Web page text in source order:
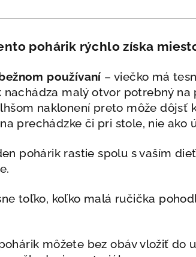
pohárik rýchlo získa
používaní – viečko má
nachádza malý otvor potrebný
naklonení preto môže dôjsť
prechádzke či pri stole, nie ako
pohárik rastie spolu s vaším
toľko, koľko malá ručička
môžete bez obáv vložiť do